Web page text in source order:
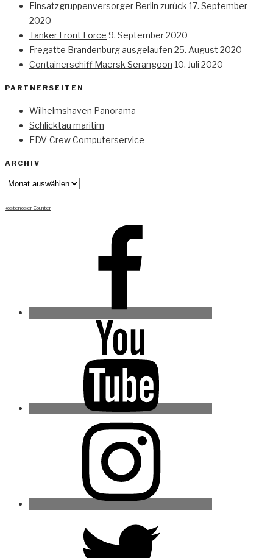
Einsatzgruppenversorger Berlin zurück 17. September
2020
Tanker Front Force 9. September 2020
Fregatte Brandenburg ausgelaufen 25. August 2020
Containerschiff Maersk Serangoon 10. Juli 2020
PARTNERSEITEN
Wilhelmshaven Panorama
Schlicktau maritim
EDV-Crew Computerservice
ARCHIV
Archiv
kostenloser Counter